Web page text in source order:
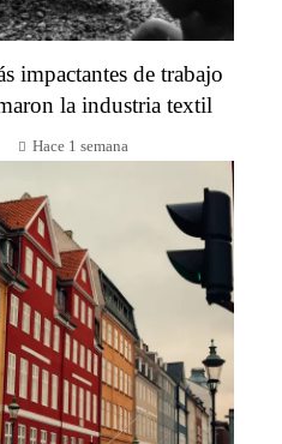
impactantes de trabajo
la industria textil
Hace 1 semana